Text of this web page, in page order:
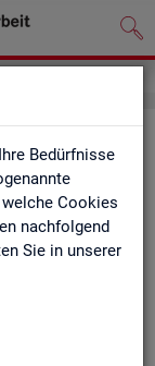
Bedürfnisse
Cookies
nachfolgend
Sie in unserer
Re­gio­
für Ar­beit